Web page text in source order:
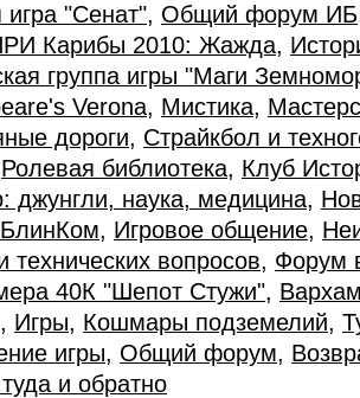
игра "Сенат", Общий форум ИБ
Карибы 2010: Жажда,
группа игры "Маги
Verona, Мистика,
дороги, Страйкбол и
Ролевая библиотека, Клуб
джунгли, наука, медицина,
БлинКом, Игровое общение,
технических вопросов, Форум
40К "Шепот Стужи",
, Игры, Кошмары подземелий,
игры, Общий форум,
и обратно